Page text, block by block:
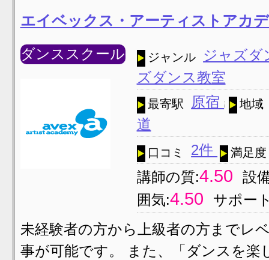
エイベックス・アーティストアカ
ダンススクール ジャンル
ジャズ
ズダンス教室
最寄駅 原宿 地域
道
口コミ 2件 満足度
講師の質:4.50
設
囲気:4.50
サポー
未経験者の方から上級者の方までレ
事が可能です。 また、「ダンスを